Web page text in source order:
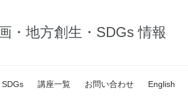
・地方創生・SDGs 情報
SDGs 講座一覧 お問い合わせ English